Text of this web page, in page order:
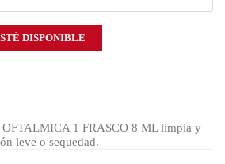
DISPONIBLE
1 FRASCO 8 ML limpia y
leve o sequedad.